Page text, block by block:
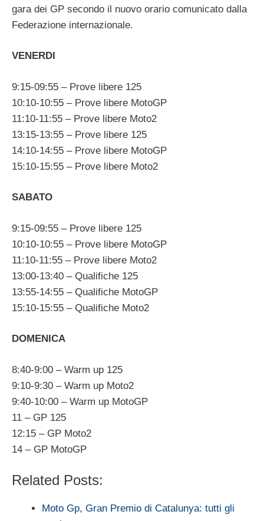
gara dei GP secondo il nuovo orario comunicato dalla
Federazione internazionale.
VENERDI
9:15-09:55 – Prove libere 125
10:10-10:55 – Prove libere MotoGP
11:10-11:55 – Prove libere Moto2
13:15-13:55 – Prove libere 125
14:10-14:55 – Prove libere MotoGP
15:10-15:55 – Prove libere Moto2
SABATO
9:15-09:55 – Prove libere 125
10:10-10:55 – Prove libere MotoGP
11:10-11:55 – Prove libere Moto2
13:00-13:40 – Qualifiche 125
13:55-14:55 – Qualifiche MotoGP
15:10-15:55 – Qualifiche Moto2
DOMENICA
8:40-9:00 – Warm up 125
9:10-9:30 – Warm up Moto2
9:40-10:00 – Warm up MotoGP
11 – GP 125
12:15 – GP Moto2
14 – GP MotoGP
Related Posts:
Moto Gp, Gran Premio di Catalunya: tutti gli